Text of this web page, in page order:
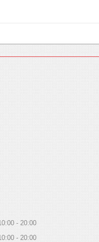
20:00
20:00